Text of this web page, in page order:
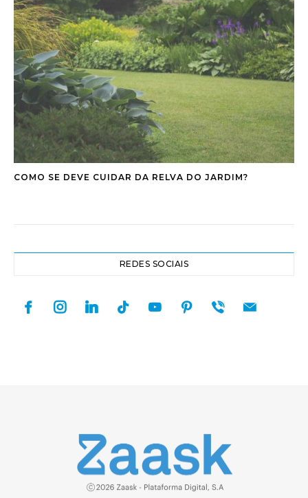
COMO SE DEVE CUIDAR DA RELVA DO JARDIM?
REDES SOCIAIS
facebookinstagramlinkedintiktok youtubepinterest
viber mail